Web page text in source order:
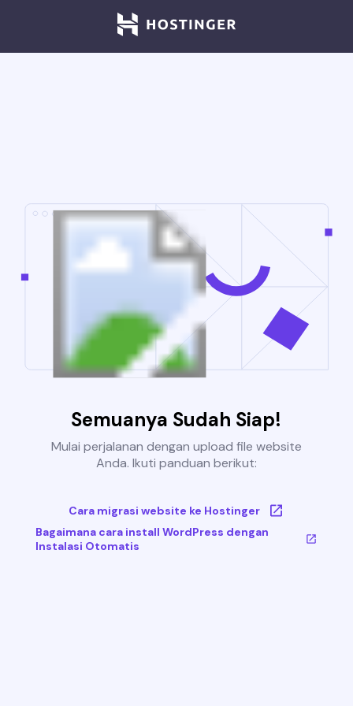
Semuanya Sudah Siap!
Mulai perjalanan dengan upload file website
Anda. Ikuti panduan berikut:
Cara migrasi website ke Hostinger
Bagaimana cara install WordPress dengan
Instalasi Otomatis